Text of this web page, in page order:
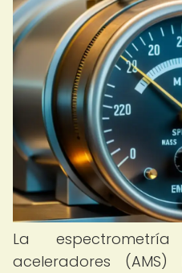
La
aceleradores